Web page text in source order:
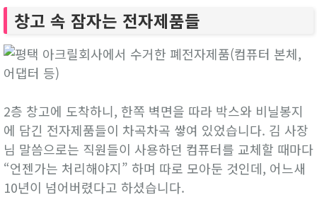
창고 속 잠자는 전자제품들
2층 창고에 도착하니, 한쪽 벽면을 따라 박스와 비닐봉지
에 담긴 전자제품들이 차곡차곡 쌓여 있었습니다. 김 사장
님 말씀으로는 직원들이 사용하던 컴퓨터를 교체할 때마다
“언젠가는 처리해야지” 하며 따로 모아둔 것인데, 어느새
10년이 넘어버렸다고 하셨습니다.